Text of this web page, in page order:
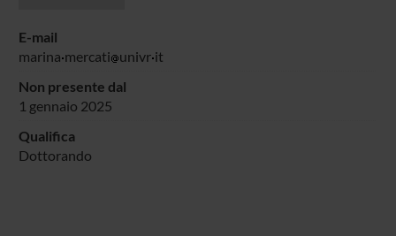
E-mail
marina mercati univr it
Non presente dal
1 gennaio 2025
Qualifica
Dottorando